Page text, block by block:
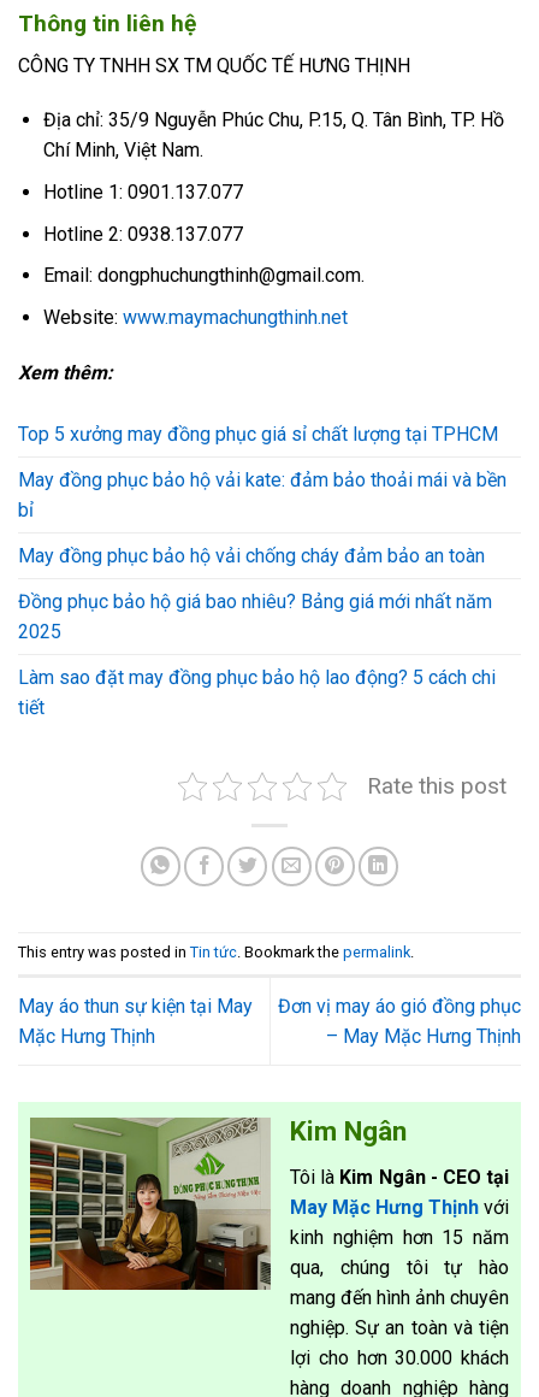
Thông tin liên hệ
CÔNG TY TNHH SX TM QUỐC TẾ HƯNG THỊNH
Địa chỉ: 35/9 Nguyễn Phúc Chu, P.15, Q. Tân Bình, TP. Hồ
Chí Minh, Việt Nam.
Hotline 1: 0901.137.077
Hotline 2: 0938.137.077
Email: dongphuchungthinh@gmail.com.
Website: www.maymachungthinh.net
Xem thêm:
Top 5 xưởng may đồng phục giá sỉ chất lượng tại TPHCM
May đồng phục bảo hộ vải kate: đảm bảo thoải mái và bền
bỉ
May đồng phục bảo hộ vải chống cháy đảm bảo an toàn
Đồng phục bảo hộ giá bao nhiêu? Bảng giá mới nhất năm
2025
Làm sao đặt may đồng phục bảo hộ lao động? 5 cách chi
tiết
Rate this post
This entry was posted in Tin tức. Bookmark the permalink.
May áo thun sự kiện tại May
Mặc Hưng Thịnh
Đơn vị may áo gió đồng phục
– May Mặc Hưng Thịnh
Kim Ngân
Tôi là Kim Ngân - CEO tại
May Mặc Hưng Thịnh với
kinh nghiệm hơn 15 năm
qua, chúng tôi tự hào
mang đến hình ảnh chuyên
nghiệp. Sự an toàn và tiện
lợi cho hơn 30.000 khách
hàng doanh nghiệp hàng